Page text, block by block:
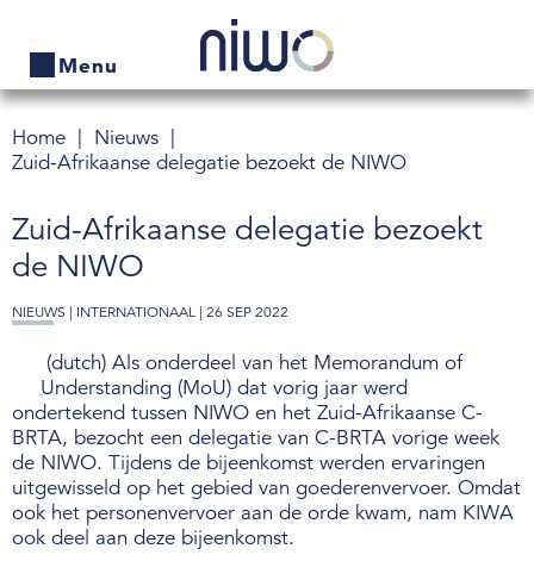
Menu
Home
Bedrijven zoeken
Actueel
Thema's
Contact
Veelgestelde vragen
Wet- en regelgeving
Home
Nieuws
Zuid-Afrikaanse delegatie bezoekt de NIWO
Zuid-Afrikaanse delegatie bezoekt
de NIWO
NIEUWS | INTERNATIONAAL | 26 SEP 2022
(dutch) Als onderdeel van het Memorandum of
Understanding (MoU) dat vorig jaar werd
ondertekend tussen NIWO en het Zuid-Afrikaanse C-
BRTA, bezocht een delegatie van C-BRTA vorige week
de NIWO. Tijdens de bijeenkomst werden ervaringen
uitgewisseld op het gebied van goederenvervoer. Omdat
ook het personenvervoer aan de orde kwam, nam KIWA
ook deel aan deze bijeenkomst.